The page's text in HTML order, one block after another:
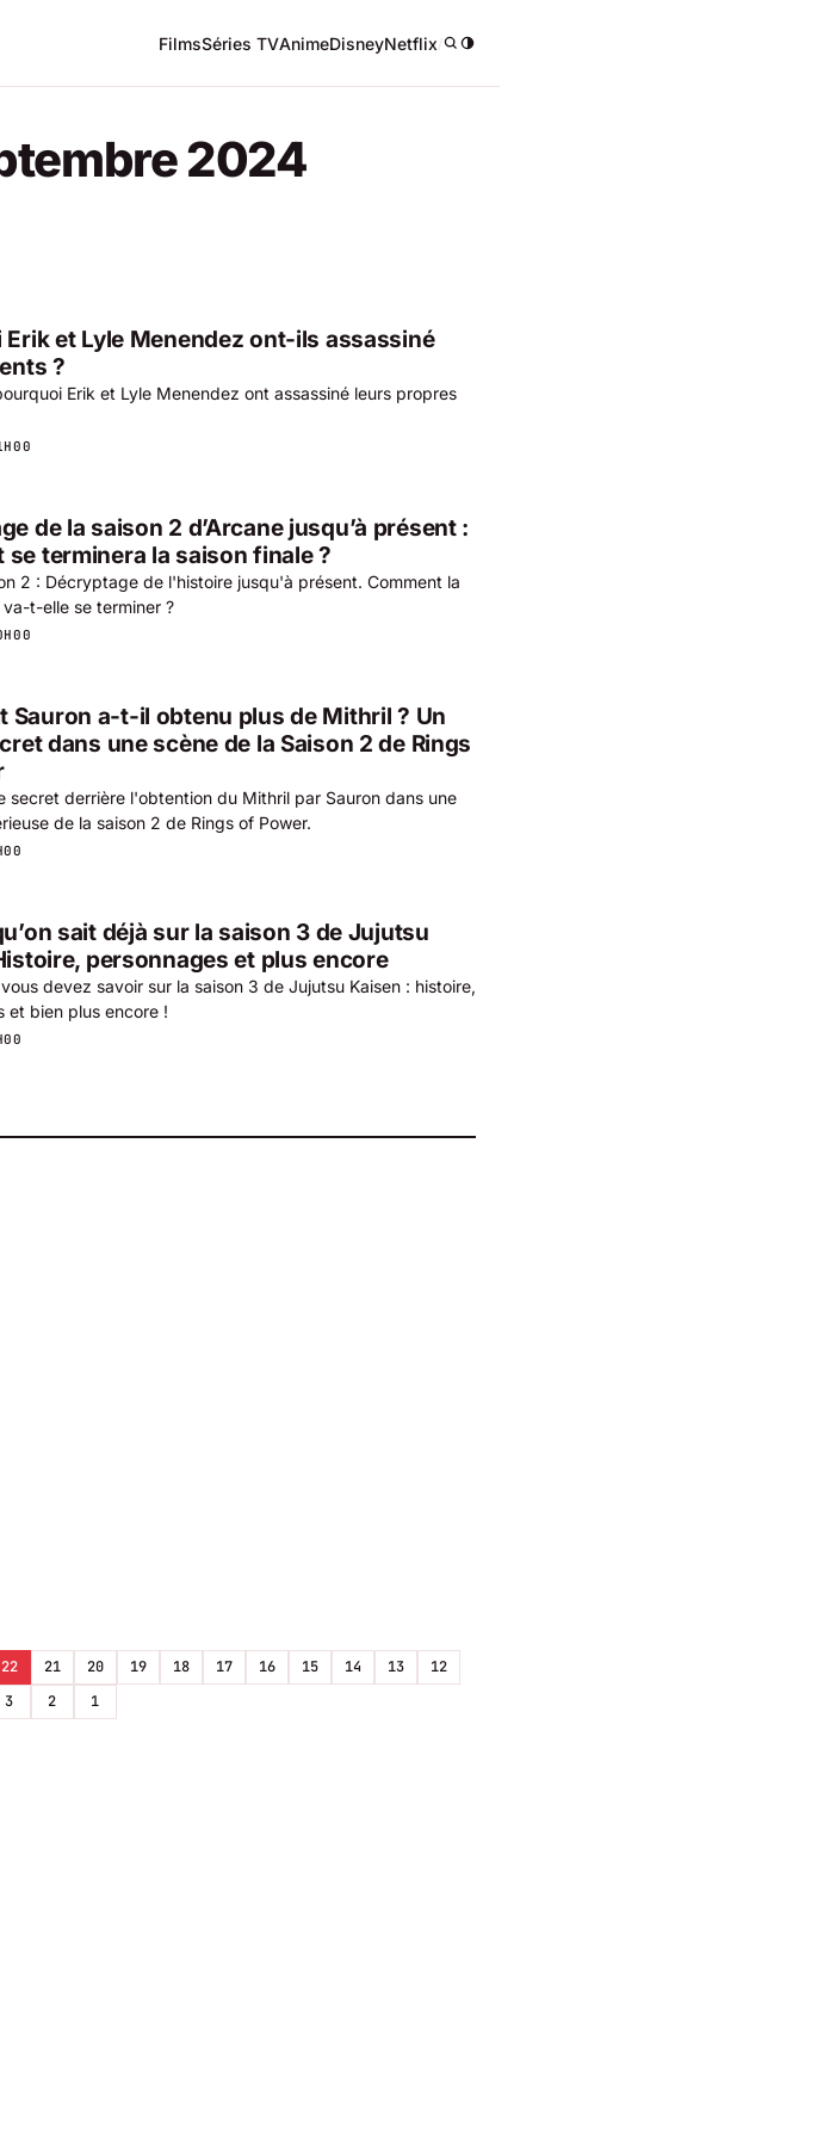
FilmsSéries TVAnimeDisneyNetflix/
2024
Erik et Lyle Menendez ont-ils assassiné
?
Erik et Lyle Menendez ont assassiné leurs propres
de la saison 2 d’Arcane jusqu’à présent :
se terminera la saison finale ?
2 : Décryptage de l'histoire jusqu'à présent. Comment la
va-t-elle se terminer ?
Sauron a-t-il obtenu plus de Mithril ? Un
dans une scène de la Saison 2 de Rings
secret derrière l'obtention du Mithril par Sauron dans une
de la saison 2 de Rings of Power.
sait déjà sur la saison 3 de Jujutsu
personnages et plus encore
devez savoir sur la saison 3 de Jujutsu Kaisen : histoire,
et bien plus encore !
22 21 20 19 18 17 16 15 14 13
12
3 2 1